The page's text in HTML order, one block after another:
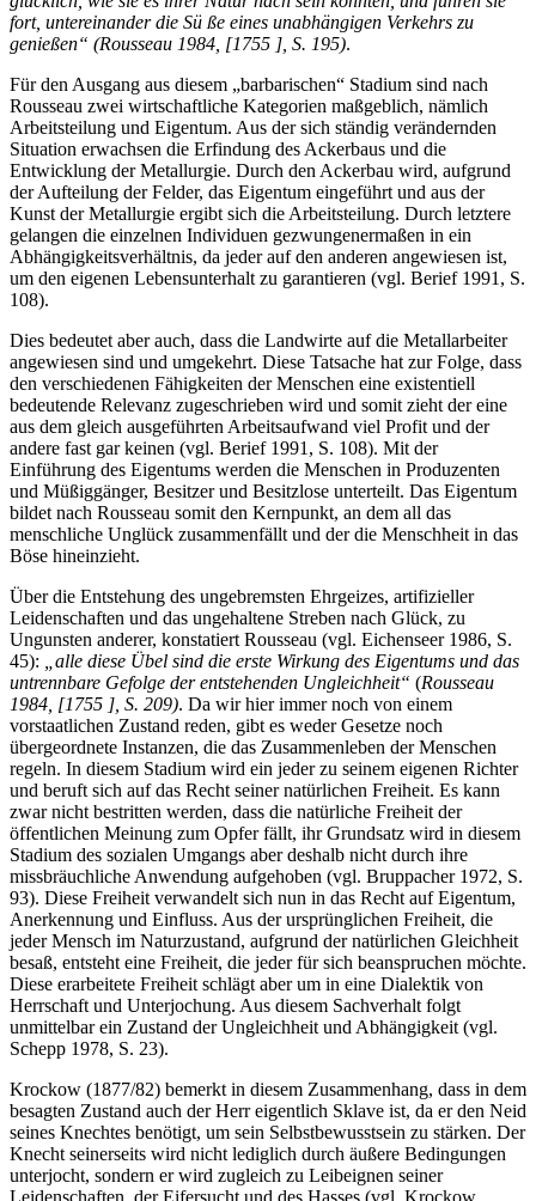
fort, unter­einander die Sü ße eines unabhängigen Verkehrs zu
genießen“ (Rousseau 1984, [1755 ], S. 195).
Für den Ausgang aus diesem „barbarischen“ Stadium sind nach
Rousseau zwei wirtschaftliche Kategorien maßgeblich, nämlich
Arbeitsteilung und Eigentum. Aus der sich ständig verändernden
Situation erwachsen die Erfindung des Ackerbaus und die
Entwicklung der Metallurgie. Durch den Ackerbau wird, aufgrund
der Aufteilung der Felder, das Eigentum eingeführt und aus der
Kunst der Metallurgie ergibt sich die Arbeitsteilung. Durch letztere
gelangen die einzel­nen Individuen gezwungenermaßen in ein
Abhängigkeitsverhältnis, da jeder auf den anderen angewiesen ist,
um den eigenen Lebensunterhalt zu garantieren (vgl. Berief 1991, S.
108).
Dies bedeutet aber auch, dass die Landwirte auf die Metallarbeiter
angewiesen sind und umgekehrt. Diese Tatsache hat zur Folge, dass
den verschiedenen Fähigkeiten der Menschen eine existentiell
bedeutende Relevanz zugeschrieben wird und somit zieht der eine
aus dem gleich ausgeführten Arbeitsaufwand viel Profit und der
andere fast gar keinen (vgl. Berief 1991, S. 108). Mit der
Einführung des Eigentums werden die Menschen in Produzenten
und Müßiggänger, Besitzer und Besitzlose unterteilt. Das Eigentum
bildet nach Rousseau somit den Kernpunkt, an dem all das
menschliche Unglück zusammenfällt und der die Menschheit in das
Böse hineinzieht.
Über die Entstehung des ungebremsten Ehrgeizes, artifizieller
Leidenschaften und das ungehaltene Streben nach Glück, zu
Ungunsten anderer, konstatiert Rousseau (vgl. Eichenseer 1986, S.
45):
„alle diese Übel sind die erste Wirkung des Eigentums und das
untrennbare Gefolge der entstehenden Ungleichheit“ (Rousseau
1984, [1755 ], S. 209). Da wir hier immer noch von einem
vorstaatlichen Zustand reden, gibt es weder Gesetze noch
übergeordnete Instanzen, die das Zusammenleben der Menschen
regeln. In diesem Stadium wird ein jeder zu seinem eigenen Richter
und beruft sich auf das Recht seiner natürlichen Freiheit. Es kann
zwar nicht bestritten werden, dass die natürliche Freiheit der
öffentlichen Meinung zum Opfer fällt, ihr Grundsatz wird in diesem
Stadium des sozialen Umgangs aber deshalb nicht durch ihre
missbräuchliche Anwendung aufgehoben (vgl. Bruppacher 1972, S.
93). Diese Freiheit verwandelt sich nun in das Recht auf Eigentum,
Anerkennung und Einfluss. Aus der ursprünglichen Freiheit, die
jeder Mensch im Naturzustand, aufgrund der natürlichen Gleichheit
besaß, entsteht eine Freiheit, die jeder für sich beanspruchen möchte.
Diese erarbeitete Freiheit schlägt aber um in eine Dialektik von
Herrschaft und Unterjochung. Aus diesem Sachverhalt folgt
unmittelbar ein Zustand der Ungleichheit und Abhängigkeit (vgl.
Schepp 1978, S. 23).
Krockow (1877/82) bemerkt in diesem Zusammenhang, dass in dem
besagten Zustand auch der Herr eigentlich Sklave ist, da er den Neid
seines Knechtes benötigt, um sein Selbstbewusstsein zu stärken. Der
Knecht seinerseits wird nicht lediglich durch äußere Bedingungen
unterjocht, sondern er wird zugleich zu Leibeignen seiner